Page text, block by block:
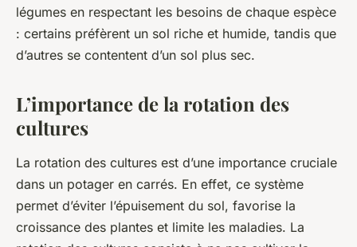
légumes en respectant les besoins de chaque espèce
: certains préfèrent un sol riche et humide, tandis que
d’autres se contentent d’un sol plus sec.
L’importance de la rotation des
cultures
La rotation des cultures est d’une importance cruciale
dans un potager en carrés. En effet, ce système
permet d’éviter l’épuisement du sol, favorise la
croissance des plantes et limite les maladies. La